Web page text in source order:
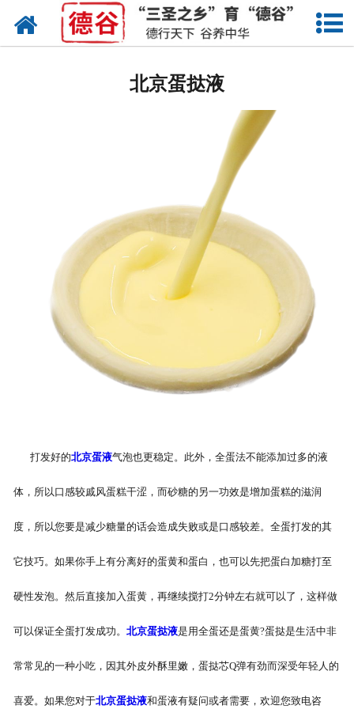
网站首页
北京卤蛋
北京茶叶蛋
北京蛋壳粉
北京溏心蛋
北京鸡蛋干
北京煎蛋
北京蛋挞液
打发好的北京蛋液气泡也更稳定。此外，全蛋法不能添加过多的液
体，所以口感较戚风蛋糕干涩，而砂糖的另一功效是增加蛋糕的滋润
度，所以您要是减少糖量的话会造成失败或是口感较差。全蛋打发的其
它技巧。如果你手上有分离好的蛋黄和蛋白，也可以先把蛋白加糖打至
硬性发泡。然后直接加入蛋黄，再继续搅打2分钟左右就可以了，这样做
可以保证全蛋打发成功。 北京蛋挞液是用全蛋还是蛋黄?蛋挞是生活中非
常常见的一种小吃，因其外皮外酥里嫩，蛋挞芯Q弹有劲而深受年轻人的
喜爱。如果您对于北京蛋挞液和蛋液有疑问或者需要，欢迎您致电咨